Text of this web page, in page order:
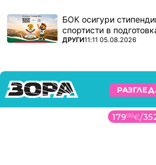
БОК осигури
спортисти в
ПОВЕЧЕ ОТ
ДРУГИ11:11 05.08.2026
17999€/